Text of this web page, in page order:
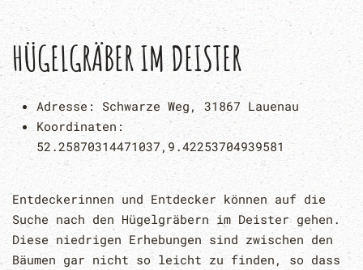
HÜGELGRÄBER IM DEISTER
Adresse: Schwarze Weg, 31867 Lauenau
Koordinaten:
52.25870314471037,9.42253704939581
Entdeckerinnen und Entdecker können auf die
Suche nach den Hügelgräbern im Deister gehen.
Diese niedrigen Erhebungen sind zwischen den
Bäumen gar nicht so leicht zu finden, so dass